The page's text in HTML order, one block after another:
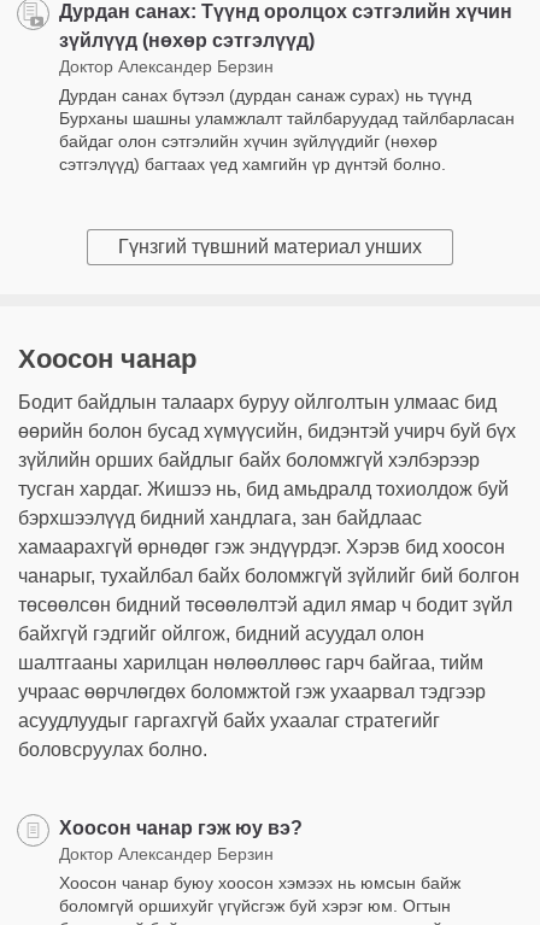
Дурдан санах: Түүнд оролцох сэтгэлийн хүчин
зүйлүүд (нөхөр сэтгэлүүд)
Доктор Александер Берзин
Дурдан санах бүтээл (дурдан санаж сурах) нь түүнд
Бурханы шашны уламжлалт тайлбаруудад тайлбарласан
байдаг олон сэтгэлийн хүчин зүйлүүдийг (нөхөр
сэтгэлүүд) багтаах үед хамгийн үр дүнтэй болно.
Гүнзгий түвшний материал унших
Хоосон чанар
Бодит байдлын талаарх буруу ойлголтын улмаас бид
өөрийн болон бусад хүмүүсийн, бидэнтэй учирч буй бүх
зүйлийн орших байдлыг байх боломжгүй хэлбэрээр
тусган хардаг. Жишээ нь, бид амьдралд тохиолдож буй
бэрхшээлүүд бидний хандлага, зан байдлаас
хамаарахгүй өрнөдөг гэж эндүүрдэг. Хэрэв бид хоосон
чанарыг, тухайлбал байх боломжгүй зүйлийг бий болгон
төсөөлсөн бидний төсөөлөлтэй адил ямар ч бодит зүйл
байхгүй гэдгийг ойлгож, бидний асуудал олон
шалтгааны харилцан нөлөөллөөс гарч байгаа, тийм
учраас өөрчлөгдөх боломжтой гэж ухаарвал тэдгээр
асуудлуудыг гаргахгүй байх ухаалаг стратегийг
боловсруулах болно.
Хоосон чанар гэж юу вэ?
Доктор Александер Берзин
Хоосон чанар буюу хоосон хэмээх нь юмсын байж
боломгүй оршихуйг үгүйсгэж буй хэрэг юм. Огтын